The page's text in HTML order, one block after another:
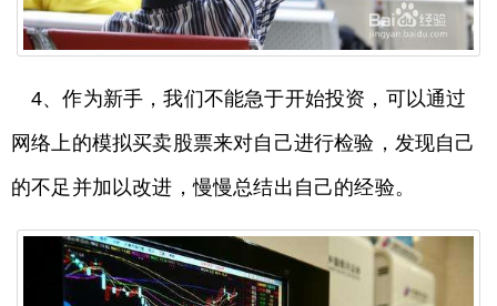
4、作为新手，我们不能急于开始投资，可以通过
网络上的模拟买卖股票来对自己进行检验，发现自己
的不足并加以改进，慢慢总结出自己的经验。